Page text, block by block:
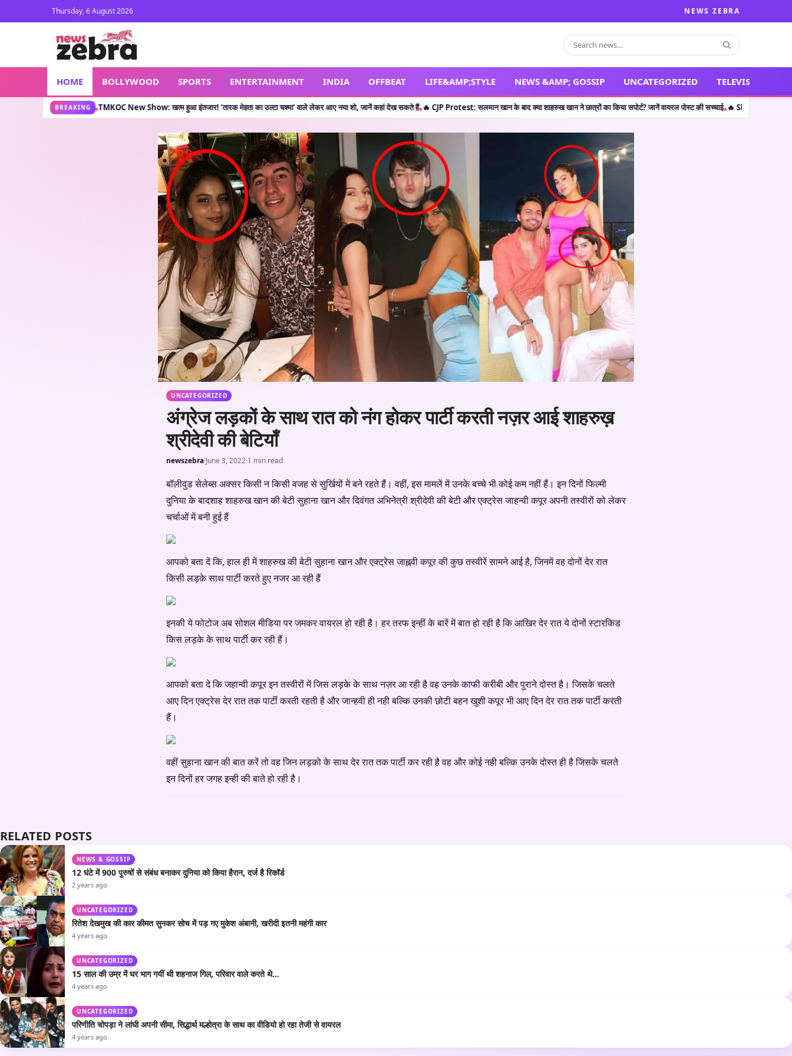
Thursday, 6 August 2026 NEWS ZEBRA
HOME BOLLYWOOD SPORTS ENTERTAINMENT INDIA OFFBEAT LIFE&AMP;STYLE NEWS &AMP; GOSSIP UNCATEGORIZED TELEVISION
BREAKING
• TMKOC New Show: खत्म हुआ इंतजार! ‘तारक मेहता का उल्टा चश्मा’ वाले लेकर आए नया शो, जानें कहां देख सकते हैं•🔥 CJP Protest: सलमान खान के बाद क्या शाहरुख खान ने छात्रों का किया सपोर्ट? जानें वायरल पोस्ट की सच्चाई•🔥 Shocking Retirement: थलपति
UNCATEGORIZED
अंग्रेज लड़कों के साथ रात को नंग होकर पार्टी करती नज़र आई शाहरुख़
श्रीदेवी की बेटियाँ
newszebra·June 3, 2022·1 min read
बॉलीवुड सेलेब्स अक्सर किसी न किसी वजह से सुर्खियों में बने रहते हैं। वहीं, इस मामलें में उनके बच्चे भी कोई कम नहीं हैं। इन दिनों फिल्मी
दुनिया के बादशाह शाहरुख खान की बेटी सुहाना खान और दिवंगत अभिनेत्री श्रीदेवी की बेटी और एक्ट्रेस जाहन्वी कपूर अपनी तस्वीरों को लेकर
चर्चाओं में बनी हुई हैं
आपको बता दें कि, हाल ही में शाहरुख की बेटी सुहाना खान और एक्ट्रेस जाह्नवी कपूर की कुछ तस्वीरें सामने आई है, जिनमें वह दोनों देर रात
किसी लड़के साथ पार्टी करते हुए नजर आ रही हैं
इनकी ये फोटोज अब सोशल मीडिया पर जमकर वायरल हो रही है। हर तरफ इन्हीं के बारें में बात हो रही है कि आखिर देर रात ये दोनों स्टारकिड
किस लड़के के साथ पार्टी कर रही हैं।
आपको बता दे कि जहान्वी कपूर इन तस्वीरों में जिस लड़के के साथ नज़र आ रही है वह उनके काफी करीबी और पुराने दोस्त है। जिसके चलते
आए दिन एक्ट्रेस देर रात तक पार्टी करती रहती है और जान्हवी ही नही बल्कि उनकी छोटी बहन खुशी कपूर भी आए दिन देर रात तक पार्टी करती
हैं।
वहीं सुहाना खान की बात करें तो वह जिन लड़को के साथ देर रात तक पार्टी कर रही है वह और कोई नही बल्कि उनके दोस्त ही है जिसके चलते
इन दिनों हर जगह इन्ही की बाते हो रही है।
RELATED POSTS
NEWS & GOSSIP
12 घंटे में 900 पुरुषों से संबंध बनाकर दुनिया को किया हैरान, दर्ज है रिकॉर्ड
2 years ago
UNCATEGORIZED
रितेश देखमुख की कार कीमत सुनकर सोच में पड़ गए मुकेश अंबानी, खरीदी इतनी महंगी कार
4 years ago
UNCATEGORIZED
15 साल की उम्र में घर भाग गयीं थी शहनाज गिल, परिवार वाले करते थे…
4 years ago
UNCATEGORIZED
परिणीति चोपड़ा ने लांघी अपनी सीमा, सिद्धार्थ मल्होत्रा के साथ का वीडियो हो रहा तेजी से वायरल
4 years ago